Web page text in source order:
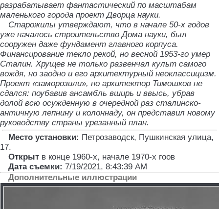
разрабатывает фантастический по масштабам
маленького города проект Дворца науки.
Старожилы утверждают, что в начале 50-х годов
уже началось строительство Дома науки, был
сооружен даже фундамент главного корпуса.
Финансирование текло рекой, но весной 1953-го умер
Сталин. Хрущев не только развенчал культ самого
вождя, но заодно и его архитектурный неоклассицизм.
Проект «заморозили», но архитектор Тимошков не
сдался: поубавив ансамбль вширь и ввысь, убрав
долой всю осужденную в очередной раз сталинско-
античную лепнину и колоннаду, он представил новому
руководству страны урезанный план.
Место установки: Петрозаводск, Пушкинская улица,
17.
Открыт в конце 1960-х, начале 1970-х гоов
Дата съемки: 7/19/2021, 8:43:39 AM
Дополнительные иллюстрации